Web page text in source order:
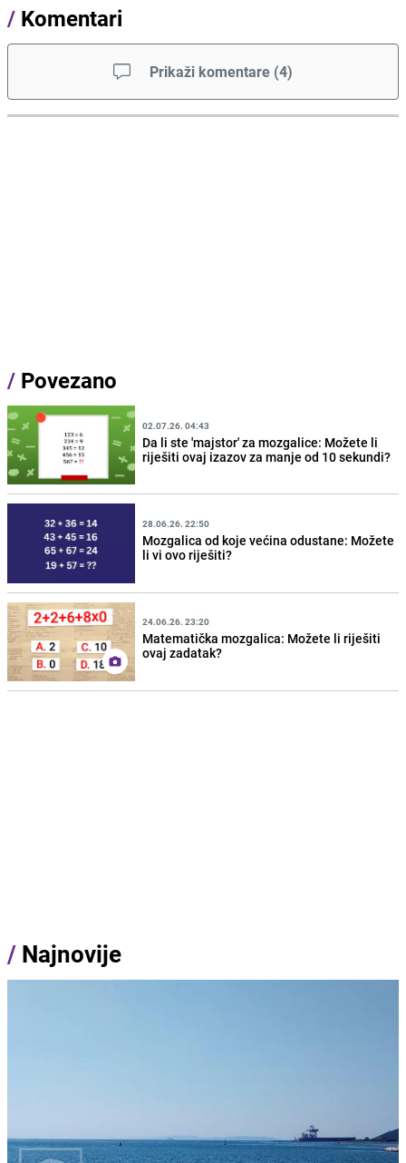
/ Komentari
Prikaži komentare (4)
/ Povezano
02.07.26. 04:43
Da li ste 'majstor' za mozgalice: Možete li
riješiti ovaj izazov za manje od 10 sekundi?
28.06.26. 22:50
Mozgalica od koje većina odustane: Možete
li vi ovo riješiti?
24.06.26. 23:20
Matematička mozgalica: Možete li riješiti
ovaj zadatak?
/ Najnovije